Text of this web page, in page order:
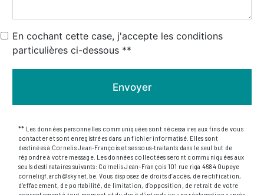
En cochant cette case, j'accepte les conditions
particulières ci-dessous **
Envoyer
** Les données personnelles communiquées sont nécessaires aux fins de vous
contacter et sont enregistrées dans un fichier informatisé. Elles sont
destinées à Cornelis Jean-François et ses sous-traitants dans le seul but de
répondre à votre message. Les données collectées seront communiquées aux
seuls destinataires suivants: Cornelis Jean-François 101 rue riga 4684 Oupeye
cornelisjf.arch@skynet.be. Vous disposez de droits d’accès, de rectification,
d’effacement, de portabilité, de limitation, d’opposition, de retrait de votre